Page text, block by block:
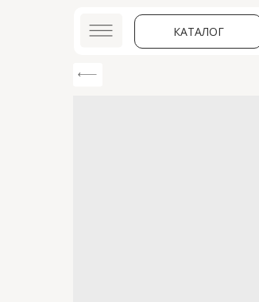
КАТАЛОГ